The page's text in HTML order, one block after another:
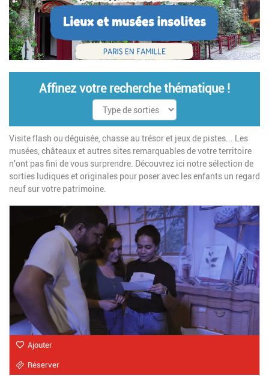
Affinez votre recherche thématique !
Visite flash ou déguisée, chasse au trésor et jeux de pistes... Les
musées, châteaux et autres sites remarquables de votre territoire
n'ont pas fini de vous surprendre. Découvrez ici notre sélection de
sorties ludiques et originales pour poser avec les enfants un regard
neuf sur votre patrimoine.
Ajouter
Réserver